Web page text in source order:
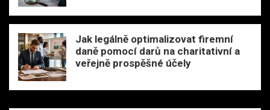
Jak legálně optimalizovat firemní
daně pomocí darů na charitativní a
veřejně prospěšné účely